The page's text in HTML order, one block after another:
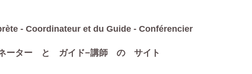
- Coordinateur et du Guide - Conférencier
ネーター と ガイド−講師 の サイト